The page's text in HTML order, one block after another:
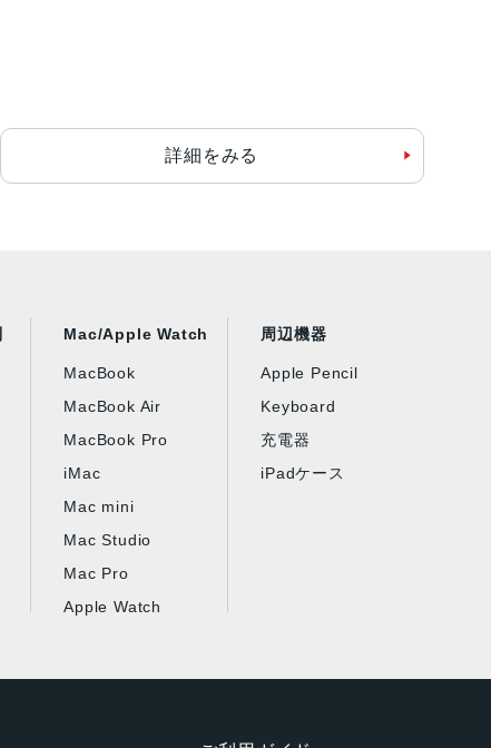
詳細をみる
Mac/Apple Watch
MacBook
MacBook Air
MacBook Pro
iMac
Mac mini
Mac Studio
Mac Pro
Apple Watch
周辺機器
Apple Pencil
Keyboard
充電器
iPadケース